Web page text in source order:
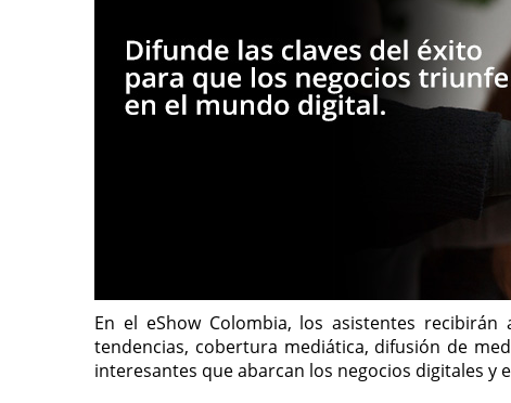
En el eShow Colombia, los asistentes recibirán
tendencias, cobertura mediática, difusión de
interesantes que abarcan los negocios digitales y